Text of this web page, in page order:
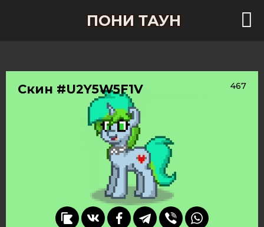
ПОНИ ТАУН
Скин #U2Y5W5F1V 467